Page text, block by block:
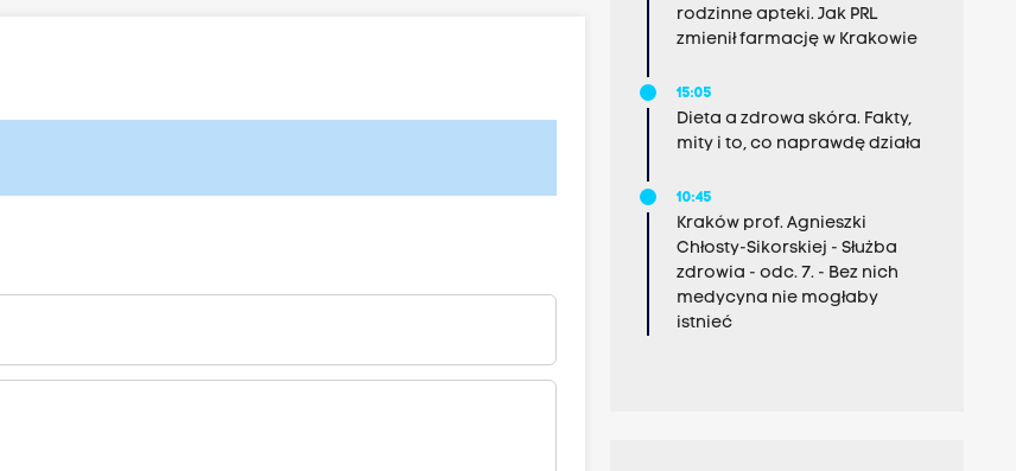
rodzinne apteki. Jak PRL
zmienił farmację w Krakowie
15:05
Dieta a zdrowa skóra. Fakty,
mity i to, co naprawdę działa
10:45
Kraków prof. Agnieszki
Chłosty-Sikorskiej - Służba
zdrowia - odc. 7. - Bez nich
medycyna nie mogłaby
istnieć